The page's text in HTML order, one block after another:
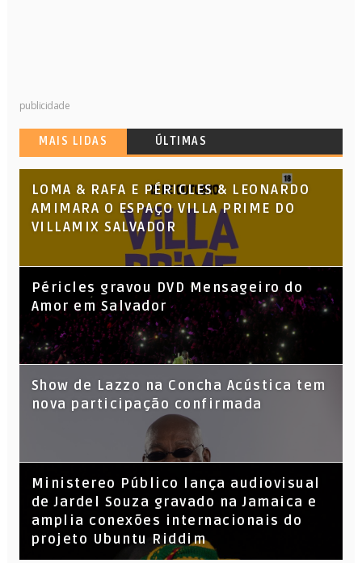
publicidade
MAIS LIDAS ÚLTIMAS
LOMA & RAFA E PÉRICLES & LEONARDO
AMIMARA O ESPAÇO VILLA PRIME DO
VILLAMIX SALVADOR
Péricles gravou DVD Mensageiro do
Amor em Salvador
Show de Lazzo na Concha Acústica tem
nova participação confirmada
​Ministereo Público lança audiovisual
de Jardel Souza gravado na Jamaica e
amplia conexões internacionais do
projeto Ubuntu Riddim